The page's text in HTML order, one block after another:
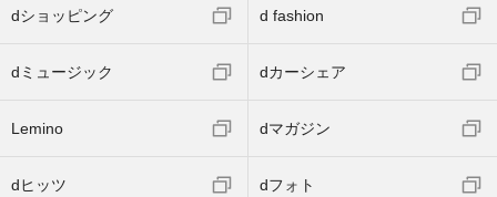
dショッピング d fashion
dミュージック dカーシェア
Lemino dマガジン
dヒッツ dフォト